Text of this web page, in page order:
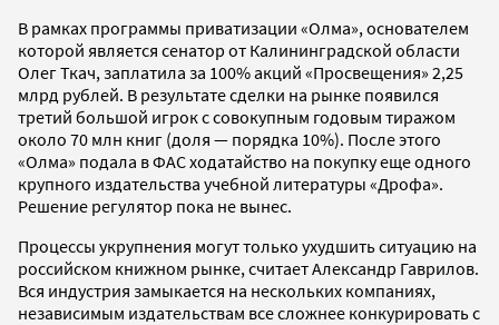
В рамках программы приватизации «Олма», основателем
которой является сенатор от Калининградской области
Олег Ткач, заплатила за 100% акций «Просвещения» 2,25
млрд рублей. В результате сделки на рынке появился
третий большой игрок с совокупным годовым тиражом
около 70 млн книг (доля — порядка 10%). После этого
«Олма» подала в ФАС ходатайство на покупку еще одного
крупного издательства учебной литературы «Дрофа».
Решение регулятор пока не вынес.
Процессы укрупнения могут только ухудшить ситуацию на
российском книжном рынке, считает Александр Гаврилов.
Вся индустрия замыкается на нескольких компаниях,
независимым издательствам все сложнее конкурировать с